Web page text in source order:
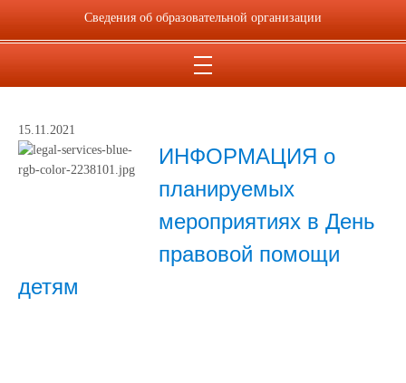
2014
15.11.2021
ИНФОРМАЦИЯ о
планируемых
мероприятиях в День
правовой помощи
детям
Сведения об образовательной организации